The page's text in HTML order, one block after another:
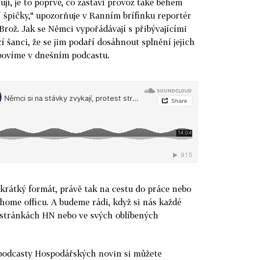
je to poprvé, co zastaví provoz také během
upozorňuje v Ranním brífinku reportér
Jak se Němci vypořádávají s přibývajícími
šanci, že se jim podaří dosáhnout splnění jejich
v dnešním podcastu.
formát, právě tak na cestu do práce nebo
officu. A budeme rádi, když si nás každé
HN nebo ve svých oblíbených
Hospodářských novin si můžete